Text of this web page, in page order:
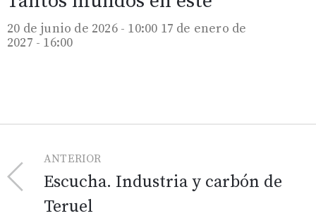
20 de junio de 2026 - 10:00 17 de enero de
2027 - 16:00
ANTERIOR
Escucha. Industria y carbón de
Teruel